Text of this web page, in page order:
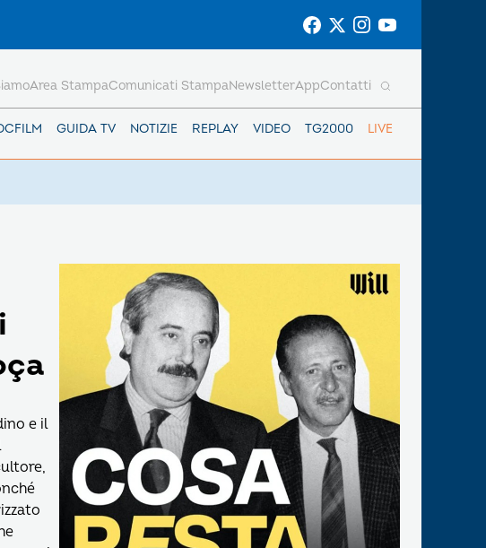
GUIDA TV NOTIZIE REPLAY VIDEO TG2000 LIVE
Area StampaComunicati StampaNewsletterAppContatti
e il